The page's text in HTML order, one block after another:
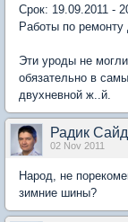
Срок: 19.09.2011 -
Работы по ремонту
Эти уроды не
обязательно в
двухневной ж..й.
Радик
02 Nov 2011
Народ, не
зимние шины?